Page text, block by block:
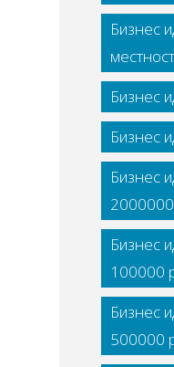
Бизнес
Бизнес
Бизнес
Бизнес
Бизнес
100000
Бизнес
500000